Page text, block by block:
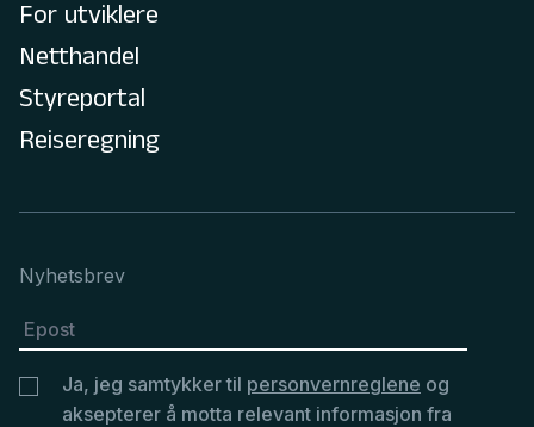
For utviklere
Netthandel
Styreportal
Reiseregning
Nyhetsbrev
Ja, jeg samtykker til personvernreglene og
aksepterer å motta relevant informasjon fra